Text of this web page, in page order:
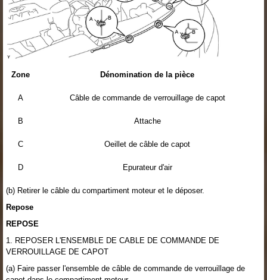
Zone Dénomination de la pièce
A Câble de commande de verrouillage de capot
B Attache
C Oeillet de câble de capot
D Epurateur d'air
(b) Retirer le câble du compartiment moteur et le déposer.
Repose
REPOSE
1. REPOSER L'ENSEMBLE DE CABLE DE COMMANDE DE
VERROUILLAGE DE CAPOT
(a) Faire passer l'ensemble de câble de commande de verrouillage de